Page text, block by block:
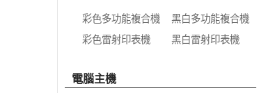
彩色多功能複合機
黑白多功能複合機
彩色雷射印表機
黑白雷射印表機
電腦主機